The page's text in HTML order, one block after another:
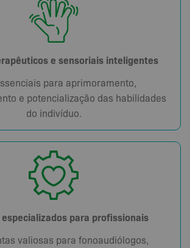
e sensoriais inteligentes
para aprimoramento,
e potencialização das habilidades
do indivíduo.
especializados para profissionais
valiosas para fonoaudiólogos,